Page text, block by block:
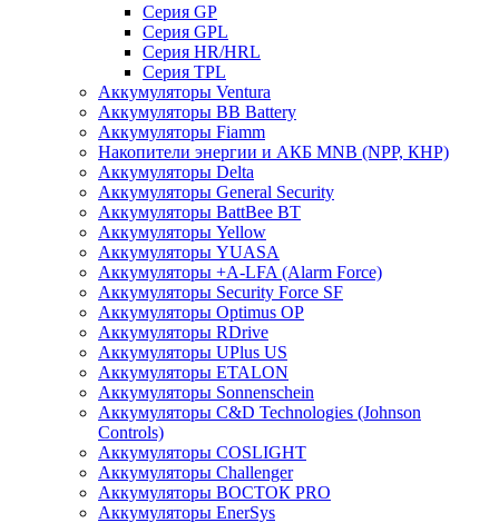
Cерия GP
Серия GPL
Серия HR/HRL
Серия TPL
Аккумуляторы Ventura
Аккумуляторы BB Battery
Аккумуляторы Fiamm
Накопители энергии и АКБ MNB (NPP, КНР)
Аккумуляторы Delta
Аккумуляторы General Security
Аккумуляторы BattBee BT
Аккумуляторы Yellow
Аккумуляторы YUASA
Аккумуляторы +A-LFA (Alarm Force)
Аккумуляторы Security Force SF
Аккумуляторы Optimus OP
Аккумуляторы RDrive
Аккумуляторы UPlus US
Аккумуляторы ETALON
Аккумуляторы Sonnenschein
Аккумуляторы С&D Technologies (Johnson
Controls)
Аккумуляторы COSLIGHT
Аккумуляторы Challenger
Аккумуляторы ВОСТОК PRO
Аккумуляторы EnerSys